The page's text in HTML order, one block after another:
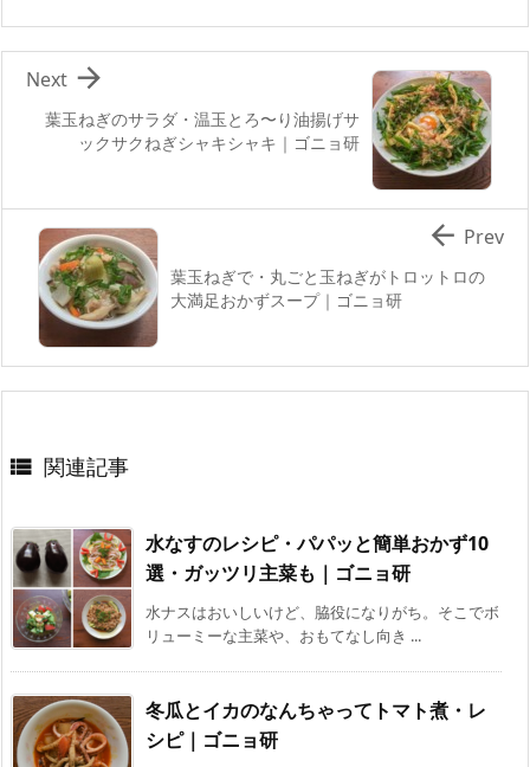
葉玉ねぎのサラダ・温玉とろ〜り油揚げサ
ックサクねぎシャキシャキ｜ゴニョ研

Next
葉玉ねぎで・丸ごと玉ねぎがトロットロの
大満足おかずスープ｜ゴニョ研
 Prev
 関連記事
水なすのレシピ・パパッと簡単おかず10
選・ガッツリ主菜も｜ゴニョ研
水ナスはおいしいけど、脇役になりがち。そこでボ
リューミーな主菜や、おもてなし向き ...
冬瓜とイカのなんちゃってトマト煮・レ
シピ｜ゴニョ研